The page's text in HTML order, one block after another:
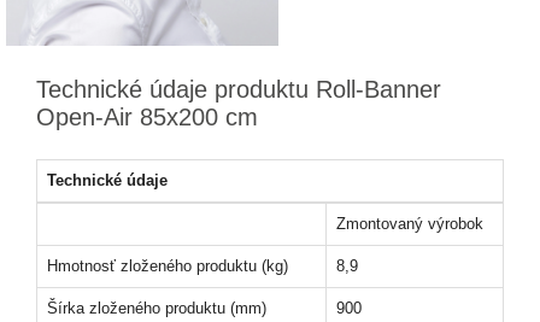
Technické údaje produktu Roll-Banner
Open-Air 85x200 cm
Technické údaje
Zmontovaný výrobok
Hmotnosť zloženého produktu (kg) 8,9
Šírka zloženého produktu (mm) 900